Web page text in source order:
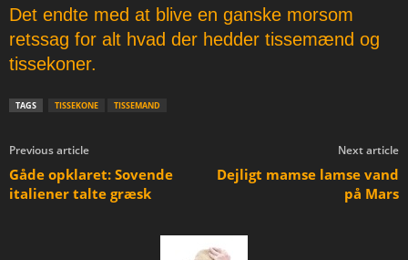
Det endte med at blive en ganske morsom
retssag for alt hvad der hedder tissemænd og
tissekoner.
TAGS TISSEKONE TISSEMAND
Previous article
Gåde opklaret: Sovende
italiener talte græsk
Next article
Dejligt mamse lamse vand
på Mars